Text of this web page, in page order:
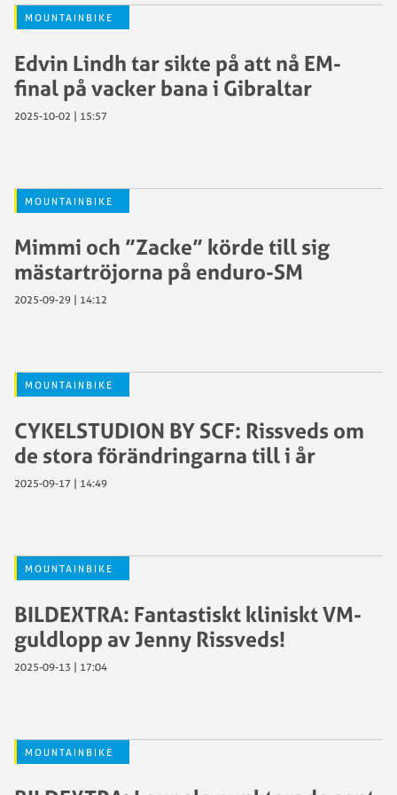
MOUNTAINBIKE
Edvin Lindh tar sikte på att nå EM-
final på vacker bana i Gibraltar
2025-10-02 | 15:57
MOUNTAINBIKE
Mimmi och ”Zacke” körde till sig
mästartröjorna på enduro-SM
2025-09-29 | 14:12
MOUNTAINBIKE
CYKELSTUDION BY SCF: Rissveds om
de stora förändringarna till i år
2025-09-17 | 14:49
MOUNTAINBIKE
BILDEXTRA: Fantastiskt kliniskt VM-
guldlopp av Jenny Rissveds!
2025-09-13 | 17:04
MOUNTAINBIKE